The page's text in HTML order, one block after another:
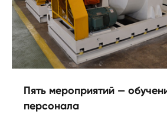
Пять мероприятий —
персонала